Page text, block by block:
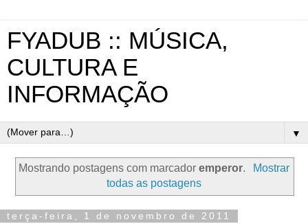
FYADUB :: MÚSICA,
CULTURA E
INFORMAÇÃO
▼
Mostrando postagens com marcadoremperor.
Mostrar
todas as postagens
terça-feira, 1 de novembro de 2011